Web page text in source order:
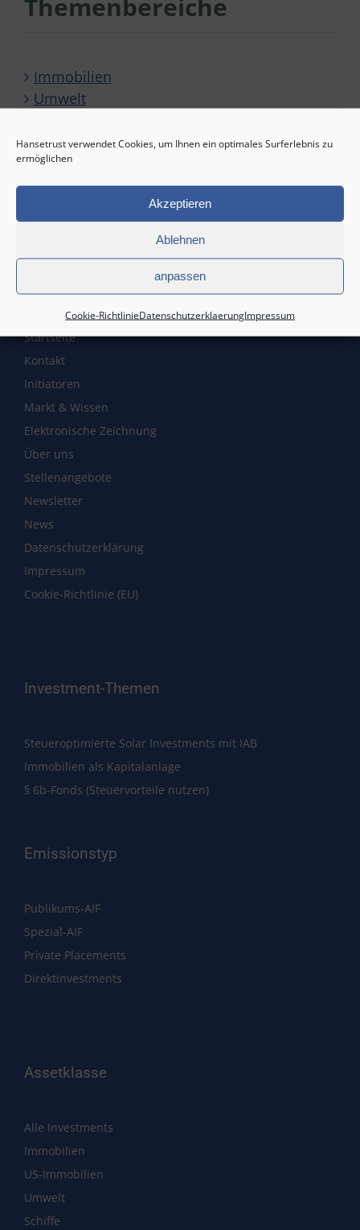
Hansetrust verwendet Cookies, um Ihnen ein optimales Surferlebnis zu
ermöglichen
Akzeptieren
Ablehnen
anpassen
Cookie-RichtlinieDatenschutzerklaerungImpressum
Themenbereiche
Immobilien
Umwelt
Solar-Direktinvestment
Sonstige
Startseite
Kontakt
Initiatoren
Markt & Wissen
Elektronische Zeichnung
Über uns
Stellenangebote
Newsletter
News
Datenschutzerklärung
Impressum
Cookie-Richtlinie (EU)
Investment-Themen
Steueroptimierte Solar Investments mit IAB
Immobilien als Kapitalanlage
§ 6b-Fonds (Steuervorteile nutzen)
Emissionstyp
Publikums-AIF
Spezial-AIF
Private Placements
Direktinvestments
Assetklasse
Alle Investments
Immobilien
US-Immobilien
Umwelt
Schiffe